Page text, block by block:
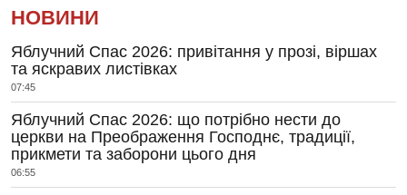
НОВИНИ
Яблучний Спас 2026: привітання у прозі, віршах
та яскравих листівках
07:45
Яблучний Спас 2026: що потрібно нести до
церкви на Преображення Господнє, традиції,
прикмети та заборони цього дня
06:55